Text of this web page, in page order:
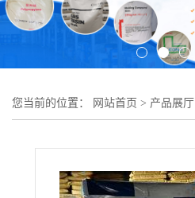
您当前的位置： 网站首页 > 产品展厅